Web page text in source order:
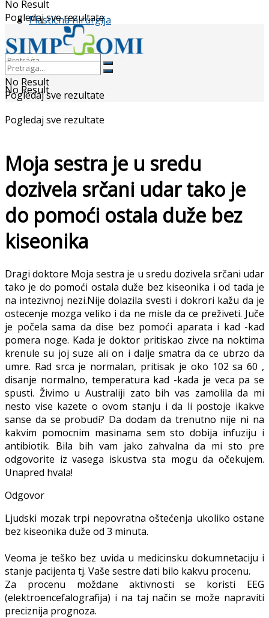
Plastična hirurgija
No Result
Pogledaj sve rezultate
No Result
Pogledaj sve rezultate
No Result
Pogledaj sve rezultate
Moja sestra je u sredu
dozivela srčani udar tako je
do pomoći ostala duže bez
kiseonika
Dragi doktore Moja sestra je u sredu dozivela srčani udar
tako je do pomoći ostala duže bez kiseonika i od tada je
na intezivnoj nezi.Nije dolazila svesti i dokrori kažu da je
ostecenje mozga veliko i da ne misle da ce preživeti. Juče
je počela sama da dise bez pomoći aparata i kad -kad
pomera noge. Kada je doktor pritiskao zivce na noktima
krenule su joj suze ali on i dalje smatra da ce ubrzo da
umre. Rad srca je normalan, pritisak je oko 102 sa 60 ,
disanje normalno, temperatura kad -kada je veca pa se
spusti. Živimo u Australiji zato bih vas zamolila da mi
nesto vise kazete o ovom stanju i da li postoje ikakve
sanse da se probudi? Da dodam da trenutno nije ni na
kakvim pomocnim masinama sem sto dobija infuziju i
antibiotik. Bila bih vam jako zahvalna da mi sto pre
odgovorite iz vasega iskustva sta mogu da očekujem.
Unapred hvala!
Odgovor
Ljudski mozak trpi nepovratna oštećenja ukoliko ostane
bez kiseonika duže od 3 minuta.
Veoma je teško bez uvida u medicinsku dokumnetaciju i
stanje pacijenta tj. Vaše sestre dati bilo kakvu procenu.
Za procenu moždane aktivnosti se koristi EEG
(elektroencefalografija) i na taj način se može napraviti
preciznija prognoza.